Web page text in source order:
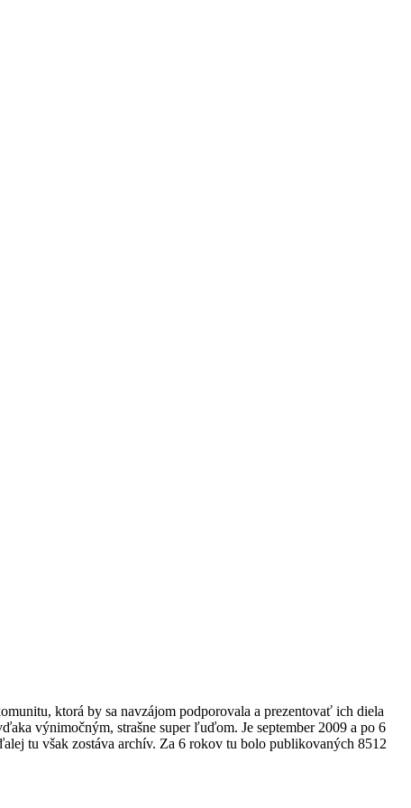
ktorá by sa navzájom podporovala a prezentovať ich diela
výnimočným, strašne super ľuďom. Je september 2009 a po 6
tu však zostáva archív. Za 6 rokov tu bolo publikovaných 8512